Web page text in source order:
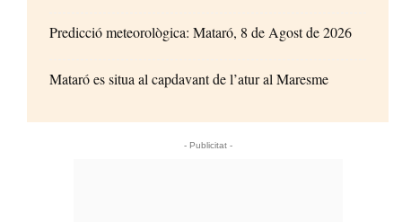
Predicció meteorològica: Mataró, 8 de Agost de 2026
Mataró es situa al capdavant de l’atur al Maresme
- Publicitat -